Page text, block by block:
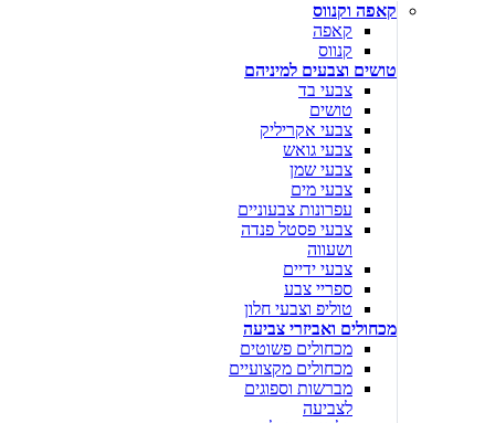
קאפה וקנווס
קאפה
קנווס
טושים וצבעים למיניהם
צבעי בד
טושים
צבעי אקריליק
צבעי גואש
צבעי שמן
צבעי מים
עפרונות צבעוניים
צבעי פסטל פנדה
ושעווה
צבעי ידיים
ספריי צבע
טוליפ וצבעי חלון
מכחולים ואביזרי צביעה
מכחולים פשוטים
מכחולים מקצועיים
מברשות וספוגים
לצביעה